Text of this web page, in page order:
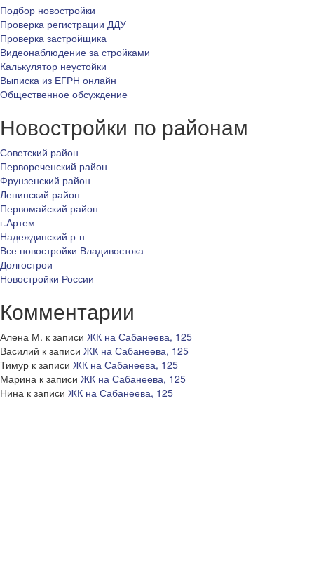
Подбор новостройки
Проверка регистрации ДДУ
Проверка застройщика
Видеонаблюдение за стройками
Калькулятор неустойки
Выписка из ЕГРН онлайн
Общественное обсуждение
Новостройки по районам
Советский район
Первореченский район
Фрунзенский район
Ленинский район
Первомайский район
г.Артем
Надеждинский р-н
Все новостройки Владивостока
Долгострои
Новостройки России
Комментарии
Алена М. к записи ЖК на Сабанеева, 125
Василий к записи ЖК на Сабанеева, 125
Тимур к записи ЖК на Сабанеева, 125
Марина к записи ЖК на Сабанеева, 125
Нина к записи ЖК на Сабанеева, 125